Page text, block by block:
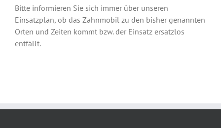
Bitte informieren Sie sich immer über unseren
Einsatzplan, ob das Zahnmobil zu den bisher genannten
Orten und Zeiten kommt bzw. der Einsatz ersatzlos
entfällt.